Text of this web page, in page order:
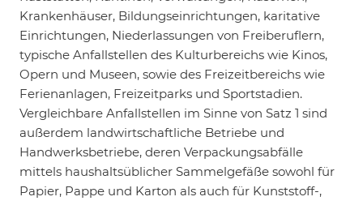
Krankenhäuser, Bildungseinrichtungen, karitative
Einrichtungen, Niederlassungen von Freiberuflern,
typische Anfallstellen des Kulturbereichs wie Kinos,
Opern und Museen, sowie des Freizeitbereichs wie
Ferienanlagen, Freizeitparks und Sportstadien.
Vergleichbare Anfallstellen im Sinne von Satz 1 sind
außerdem landwirtschaftliche Betriebe und
Handwerksbetriebe, deren Verpackungsabfälle
mittels haushaltsüblicher Sammelgefäße sowohl für
Papier, Pappe und Karton als auch für Kunststoff-,